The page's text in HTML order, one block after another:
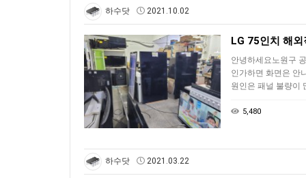
하수닷 2021.10.02
LG 75인치 해
안녕하세요노원구
인가하면 화면은 안
원인은 패널 불량이
5,480
하수닷 2021.03.22